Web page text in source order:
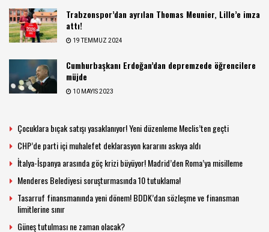
Trabzonspor’dan ayrılan Thomas Meunier, Lille’e imza
attı!
19 TEMMUZ 2024
Cumhurbaşkanı Erdoğan’dan depremzede öğrencilere
müjde
10 MAYIS 2023
Çocuklara bıçak satışı yasaklanıyor! Yeni düzenleme Meclis’ten geçti
CHP’de parti içi muhalefet deklarasyon kararını askıya aldı
İtalya-İspanya arasında göç krizi büyüyor! Madrid’den Roma’ya misilleme
Menderes Belediyesi soruşturmasında 10 tutuklama!
Tasarruf finansmanında yeni dönem! BDDK’dan sözleşme ve finansman
limitlerine sınır
Güneş tutulması ne zaman olacak?